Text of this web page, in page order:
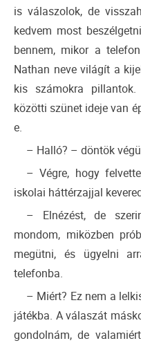
is válaszolok, de
kedvem most
bennem, mikor a
Nathan neve világít a
kis számokra
közötti szünet ideje van
e.
– Halló? – döntök
– Végre, hogy
iskolai háttérzajjal
– Elnézést, de
mondom, miközben
megütni, és ügyelni
telefonba.
– Miért? Ez nem a
játékba. A válaszát
gondolnám, de